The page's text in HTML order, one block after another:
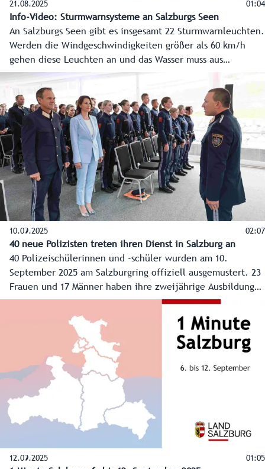
21.08.2025 01:04
Info-Video: Sturmwarnsysteme an Salzburgs Seen
An Salzburgs Seen gibt es insgesamt 22 Sturmwarnleuchten.
Werden die Windgeschwindigkeiten größer als 60 km/h
gehen diese Leuchten an und das Wasser muss aus
Sicherheitsgründen verlassen werden. Alexander Schweiger
vom Katastrophenschutz des Landes Salzburg hat die
Details.
10.09.2025 02:07
40 neue Polizisten treten ihren Dienst in Salzburg an
40 Polizeischülerinnen und -schüler wurden am 10.
September 2025 am Salzburgring offiziell ausgemustert. 23
Frauen und 17 Männer haben ihre zweijährige Ausbildung
abgeschlossen und starten ihren Dienst in den Inspektionen
im Bundesland. Insgesamt haben im Rahmen der
Ausbildungsoffensive bei der Exekutive seit dem Jahr 2022
in Salzburg 474 Personen einen Polizeigrundausbildungskurs
begonnen.
12.09.2025 01:05